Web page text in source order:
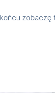
zobaczę